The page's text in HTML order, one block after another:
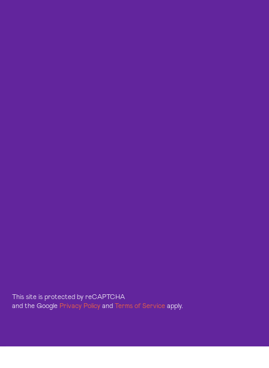
This site is protected by reCAPTCHA
and the Google Privacy Policy and Terms of Service apply.